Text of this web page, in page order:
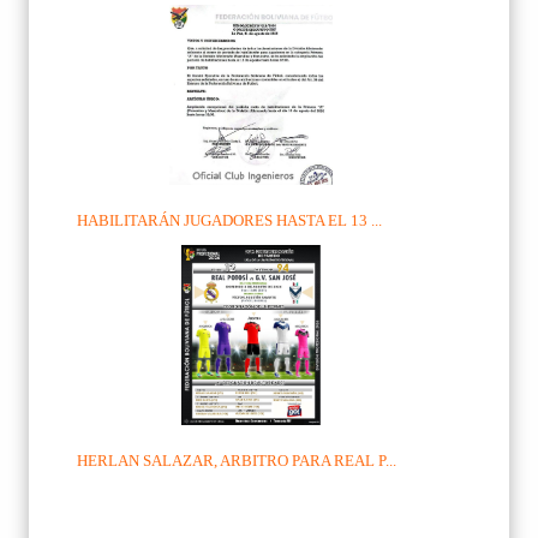
HABILITARÁN JUGADORES HASTA EL 13 ...
HERLAN SALAZAR, ARBITRO PARA REAL P...